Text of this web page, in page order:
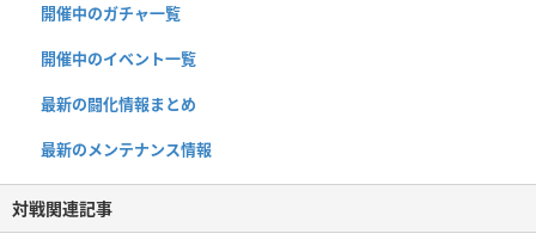
開催中のガチャ一覧
開催中のイベント一覧
最新の闘化情報まとめ
最新のメンテナンス情報
対戦関連記事